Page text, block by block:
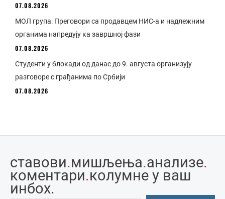
07.08.2026
МОЛ група: Преговори са продавцем НИС-а и надлежним
органима напредују ка завршној фази
07.08.2026
Студенти у блокади од данас до 9. августа организују
разговоре с грађанима по Србији
07.08.2026
ставови.мишљења.анализе.
коментари.колумне у ваш
инбоx.